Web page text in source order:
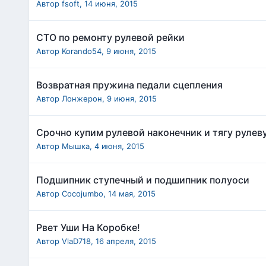
Автор fsoft, 14 июня, 2015
СТО по ремонту рулевой рейки
Автор Korando54, 9 июня, 2015
Возвратная пружина педали сцепления
Автор Лонжерон, 9 июня, 2015
Срочно купим рулевой наконечник и тягу
Автор Мышка, 4 июня, 2015
Подшипник ступечный и подшипник полуоси
Автор Cocojumbo, 14 мая, 2015
Рвет Уши На Коробке!
Автор VlaD718, 16 апреля, 2015